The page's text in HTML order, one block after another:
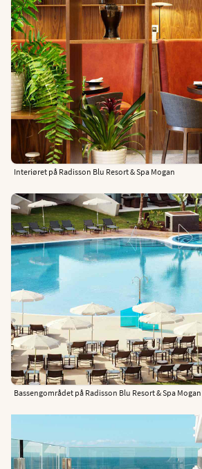
Interiøret på Radisson Blu Resort & Spa Mogan
Bassengområdet på Radisson Blu Resort & Spa Mogan